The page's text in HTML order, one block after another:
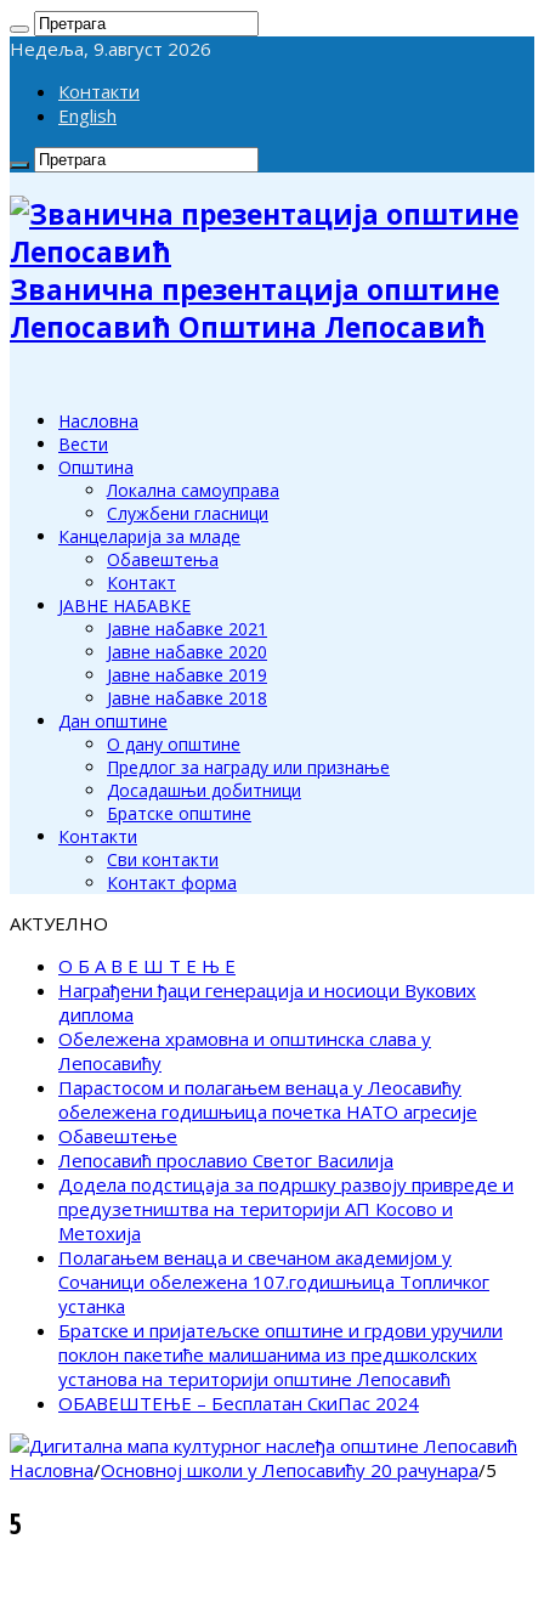
Недеља, 9.август 2026
Контакти
English
Званична презентација општине
Лепосавић Општина Лепосавић
Насловна
Вести
Општина
Локална самоуправа
Службени гласници
Канцеларија за младе
Обавештења
Контакт
ЈАВНЕ НАБАВКЕ
Јавне набавке 2021
Јавне набавке 2020
Јавне набавке 2019
Јавне набавке 2018
Дан општине
О дану општине
Предлог за награду или признање
Досадашњи добитници
Братске општине
Контакти
Сви контакти
Контакт форма
АКТУЕЛНО
О Б А В Е Ш Т Е Њ Е
Награђени ђаци генерација и носиоци Вукових
диплома
Обележена храмовна и општинска слава у
Лепосавићу
Парастосом и полагањем венаца у Леосавићу
обележена годишњица почетка НАТО агресије
Обавештење
Лепосавић прославио Светог Василија
Додела подстицаја за подршку развоју привреде и
предузетништва на територији АП Косово и
Метохија
Полагањем венаца и свечаном академијом у
Сочаници обележена 107.годишњица Топличког
устанка
Братске и пријатељске општине и грдови уручили
поклон пакетиће малишанима из предшколских
установа на територији општине Лепосавић
ОБАВЕШТЕЊЕ – Бесплатан СкиПас 2024
Насловна/Основној школи у Лепосавићу 20 рачунара/5
5